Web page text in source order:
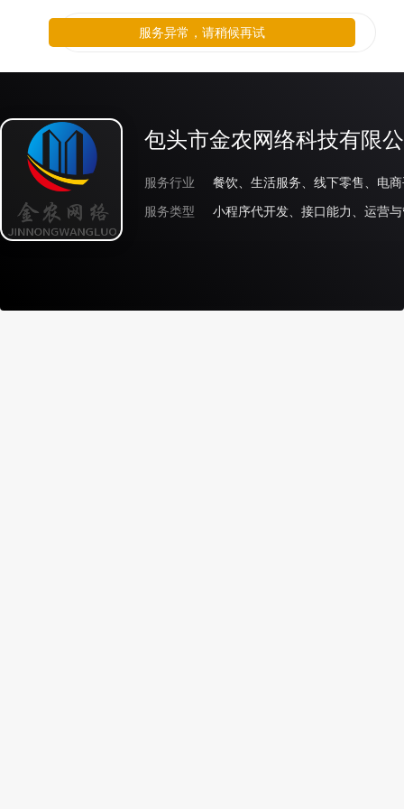
包头市金农网络科技有限
服务行业
服务类型
小程序代开发、接口能力、运营
服务异常，请稍候再试